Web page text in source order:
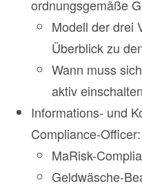
ordnungsgemäße
Modell der drei
Überblick zu
Wann muss
aktiv
Informations- und
Compliance-Officer:
MaRisk-
Geldwäsche-